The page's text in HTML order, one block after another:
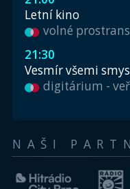
Letní kino
volné
21:30
Vesmír všemi
digitárium -
NAŠI